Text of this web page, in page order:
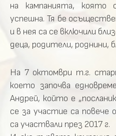
на кампанията, която
успешна. Тя бе
и в нея са се включили
деца, родители, роднини,
На 7 октомври т.г.
което започва
Андрей, който е
се за участие са
са участвали през 2017 г.